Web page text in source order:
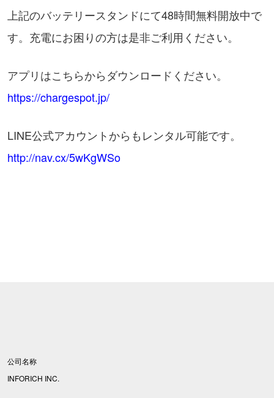
上記のバッテリースタンドにて48時間無料開放中で
す。充電にお困りの方は是非ご利用ください。
アプリはこちらからダウンロードください。
https://chargespot.jp/
LINE公式アカウントからもレンタル可能です。
http://nav.cx/5wKgWSo
公司名称
INFORICH INC.